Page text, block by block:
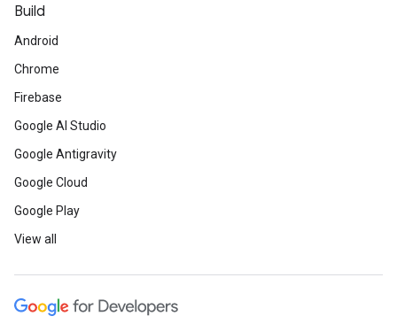
Build
Android
Chrome
Firebase
Google AI Studio
Google Antigravity
Google Cloud
Google Play
View all